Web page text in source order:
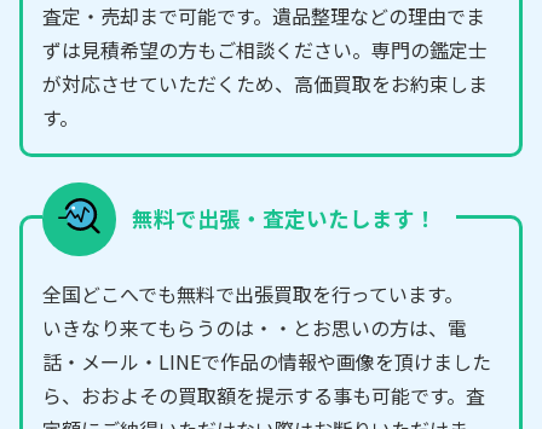
査定・売却まで可能です。遺品整理などの理由でま
ずは見積希望の方もご相談ください。専門の鑑定士
が対応させていただくため、高価買取をお約束しま
す。
無料で出張・査定いたします！
全国どこへでも無料で出張買取を行っています。
いきなり来てもらうのは・・とお思いの方は、電
話・メール・LINEで作品の情報や画像を頂けました
ら、おおよその買取額を提示する事も可能です。査